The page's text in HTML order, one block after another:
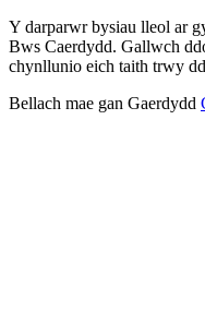
Y darparwr bysiau lleol ar
Bws Caerdydd. Gallwch
chynllunio eich taith trwy
Bellach mae gan Gaerdydd